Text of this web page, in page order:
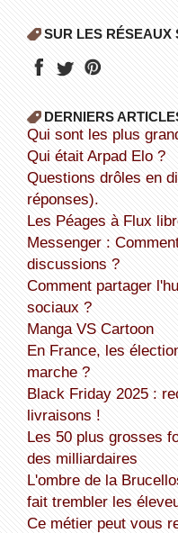
SUR LES RÉSEAUX
DERNIERS
Qui sont les plus
Qui était Arpad Elo ?
Questions drôles en direct de Facebook (avec les
réponses).
Les Péages à Flux
Messenger : Comment récupérer et lire toutes les
discussions ?
Comment partager l'humour sur les réseaux
sociaux ?
Manga VS Cartoon
En France, les élections municipales : comment ça
marche ?
Black Friday 2025 : records de ventes, chaos de
livraisons !
Les 50 plus grosses fortunes de France sont tous
des milliardaires
L'ombre de la Brucellose : Comment une bactérie
fait trembler les
Ce métier peut vous rendre riche dans les années à